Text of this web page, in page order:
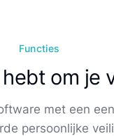
Functies
om je
met een
persoonlijke